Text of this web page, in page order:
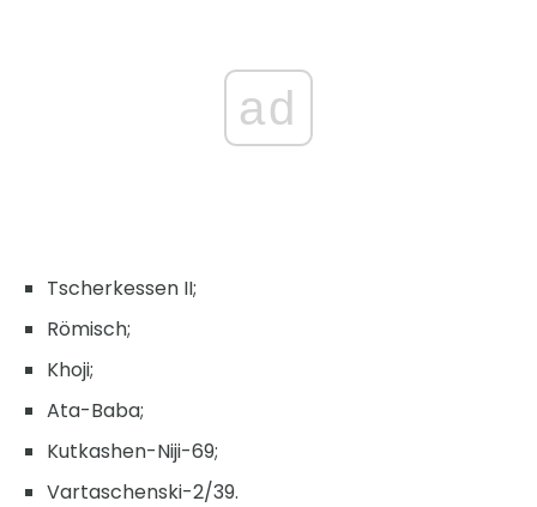
ad
Tscherkessen II;
Römisch;
Khoji;
Ata-Baba;
Kutkashen-Niji-69;
Vartaschenski-2/39.